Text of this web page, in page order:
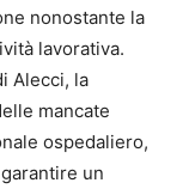
nonostante la
lavorativa.
Alecci, la
mancate
ospedaliero,
un